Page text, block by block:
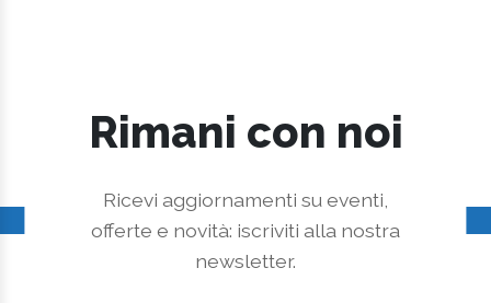
Rimani con noi
Ricevi aggiornamenti su eventi,
offerte e novità: iscriviti alla nostra
newsletter.